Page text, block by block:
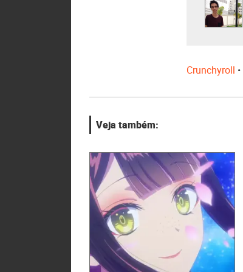
Crunchyroll •
Veja também: